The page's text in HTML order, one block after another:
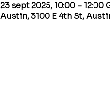
23 sept 2025, 10:00 – 12:00
Austin, 3100 E 4th St,